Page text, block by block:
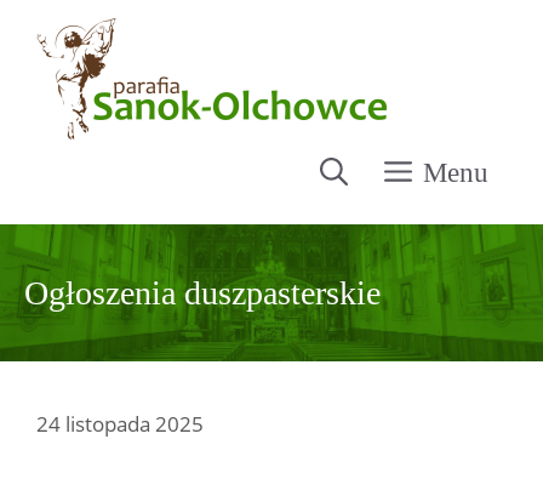
Menu
Ogłoszenia duszpasterskie
24 listopada 2025